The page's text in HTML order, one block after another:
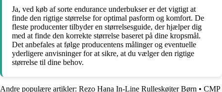
Ja, ved køb af sorte endurance underbukser er det vigtigt at
finde den rigtige størrelse for optimal pasform og komfort. De
fleste producenter tilbyder en størrelsesguide, der hjælper dig
med at finde den korrekte størrelse baseret på dine kropsmål.
Det anbefales at følge producentens målinger og eventuelle
yderligere anvisninger for at sikre, at du vælger den rigtige
størrelse til dine behov.
Andre populære artikler: Rezo Hana In-Line Rulleskøjter Børn • CMP